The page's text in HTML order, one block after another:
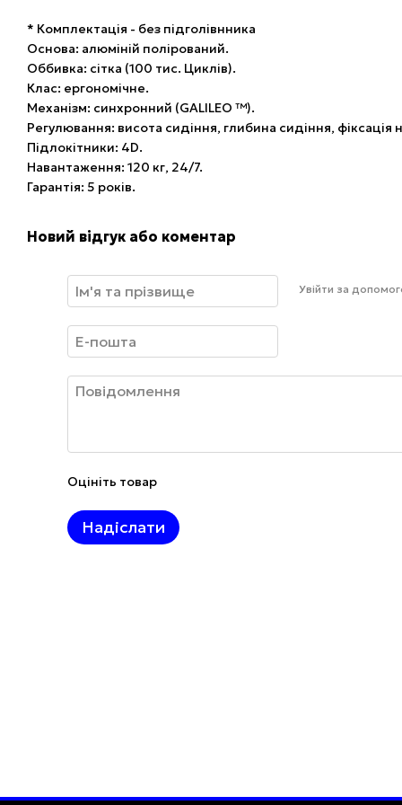
* Комплектація - без підголівнника
Основа: алюміній полірований.
Оббивка: сітка (100 тис. Циклів).
Клас: ергономічне.
Механізм: синхронний (GALILEO ™).
Регулювання: висота сидіння, глибина сидіння, фіксація
Підлокітники: 4D.
Навантаження: 120 кг, 24/7.
Гарантія: 5 років.
Новий відгук або коментар
Увійти за
Оцініть товар
Надіслати